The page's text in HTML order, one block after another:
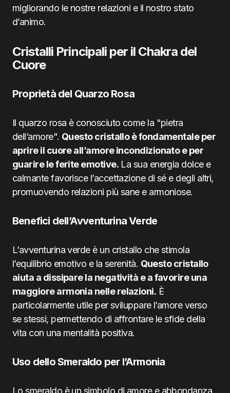
migliorando le nostre relazioni e il nostro stato
d’animo.
Cristalli Principali per il Chakra del
Cuore
Proprietà del Quarzo Rosa
Il quarzo rosa è conosciuto come la "pietra
dell’amore". Questo cristallo è fondamentale per
aprire il cuore all’amore incondizionato e per
guarire le ferite emotive.La sua energia dolce e
calmante favorisce l’accettazione di sé e degli altri,
promuovendo relazioni più sane e armoniose.
Benefici dell’Avventurina Verde
L’avventurina verde è un cristallo che stimola
l’equilibrio emotivo e la serenità. Questo cristallo
aiuta a dissipare la negatività e a favorire una
maggiore armonia nelle relazioni. È
particolarmente utile per sviluppare l’amore verso
se stessi, permettendo di affrontare le sfide della
vita con una mentalità positiva.
Uso dello Smeraldo per l’Armonia
Lo smeraldo è un simbolo di amore e abbondanza.